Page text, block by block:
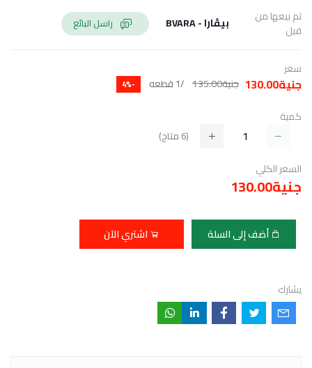
تم بيعها من
قبل
بيڤارا - BVARA
سعر
جنية130.00 جنية135.00 /1 قطعه -4%
كمية
(
6 متاح)
السعر الكلي
جنية130.00
أضف إلى السلة اشتري الآن
يشارك